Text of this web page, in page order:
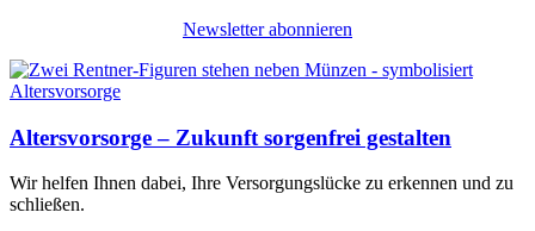
Newsletter abonnieren
Altersvorsorge – Zukunft sorgenfrei gestalten
Wir helfen Ihnen dabei, Ihre Versorgungslücke zu erkennen und zu
schließen.